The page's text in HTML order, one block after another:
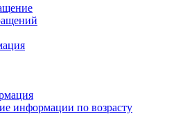
информации по возрасту